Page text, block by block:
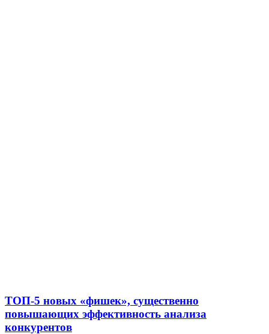
ТОП-5 новых «фишек», существенно
повышающих эффективность анализа
конкурентов